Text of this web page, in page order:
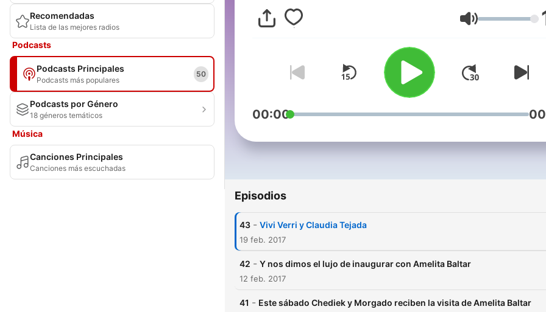
Recomendadas
Lista de las mejores radios
Podcasts
Podcasts Principales
Podcasts más populares
50
Podcasts por Género
18 géneros temáticos
Música
Canciones Principales
Canciones más escuchadas
Volumen
00:00
Episodios
43 - Vivi Verri y Claudia Tejada
19 feb. 2017
42 - Y nos dimos el lujo de inaugurar con Amelita Baltar
12 feb. 2017
41 - Este sábado Chediek y Morgado reciben la visita de Amelita Baltar